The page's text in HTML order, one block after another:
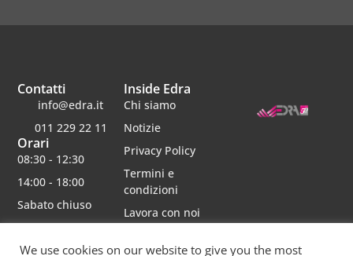
Inside Edra
Chi siamo
Notizie
Privacy Policy
Termini e
condizioni
Lavora con noi
Contatti
info@edra.it
011 229 22 11
Orari
08:30 - 12:30
14:00 - 18:00
Sabato chiuso
We use cookies on our website to give you the most